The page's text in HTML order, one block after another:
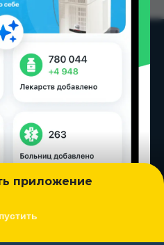
приложение